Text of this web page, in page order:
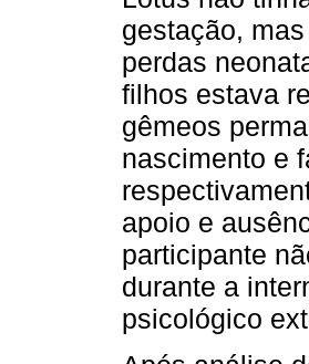
gestação,
perdas
filhos estava
gêmeos
nascimento e
apoio e
participante
durante a
psicológico